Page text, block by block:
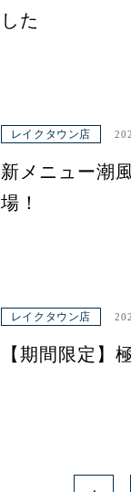
した
レイクタウン店
新メニュー潮
場！
レイクタウン店
【期間限定】